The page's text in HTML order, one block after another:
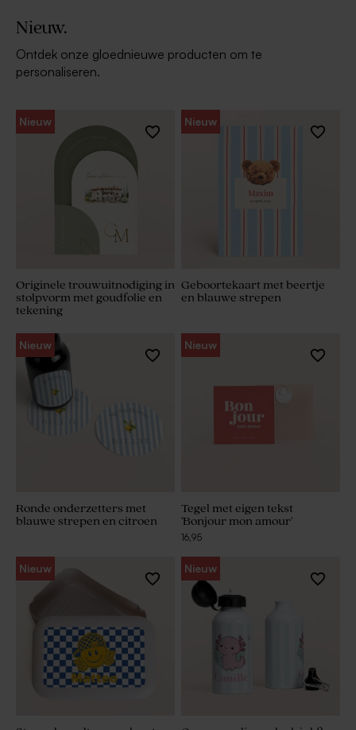
Nieuw.
Ontdek onze gloednieuwe producten om te
personaliseren.
Nieuw
Originele trouwuitnodiging in
stolpvorm met goudfolie en
tekening
Nieuw
Geboortekaart met beertje
en blauwe strepen
Nieuw
Ronde onderzetters met
blauwe strepen en citroen
Nieuw
Tegel met eigen tekst
'Bonjour mon amour'
16,95
Nieuw Nieuw